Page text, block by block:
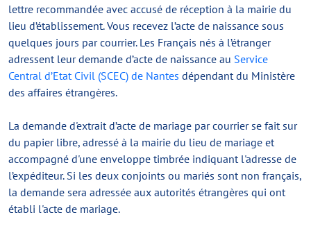
lettre recommandée avec accusé de réception à la mairie du
lieu d’établissement. Vous recevez l’acte de naissance sous
quelques jours par courrier. Les Français nés à l’étranger
adressent leur demande d’acte de naissance au Service
Central d’Etat Civil (SCEC) de Nantes dépendant du Ministère
des affaires étrangères.
La demande d'extrait d’acte de mariage par courrier se fait sur
du papier libre, adressé à la mairie du lieu de mariage et
accompagné d'une enveloppe timbrée indiquant l'adresse de
l’expéditeur. Si les deux conjoints ou mariés sont non français,
la demande sera adressée aux autorités étrangères qui ont
établi l'acte de mariage.